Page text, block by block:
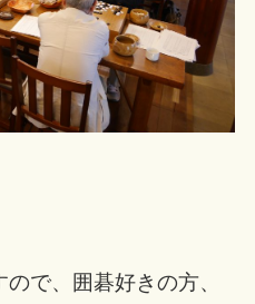
で、囲碁好きの方、